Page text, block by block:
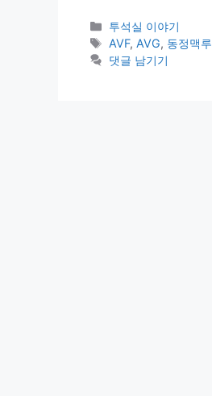
카
테
고
투석실 이야기
태
그
AVF, AVG, 동정맥루
댓글 남기기